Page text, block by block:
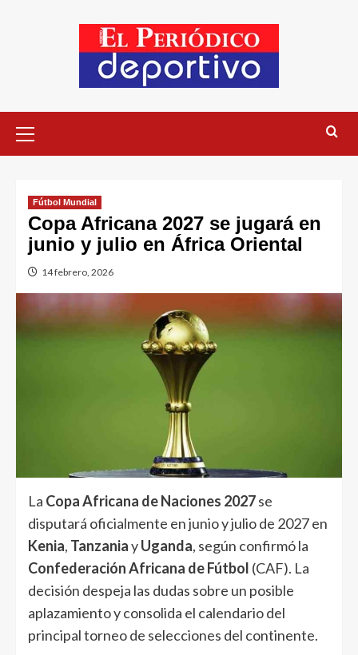
Fútbol Mundial
Copa Africana 2027 se jugará en
junio y julio en África Oriental
14 febrero, 2026
La Copa Africana de Naciones 2027se
disputará oficialmente en junio y julio de 2027 en
Kenia, TanzaniayUganda, según confirmó la
Confederación Africana de Fútbol (CAF). La
decisión despeja las dudas sobre un posible
aplazamiento y consolida el calendario del
principal torneo de selecciones del continente.